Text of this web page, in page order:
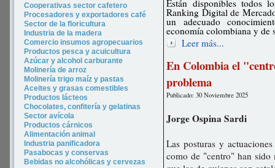
Cooperativas sector cafetero
Procesadores y exportadores café
Sector de la floricultura
Industria de la madera
Comercio insumos agropecuarios
Productos pesca y acuicultura
Azúcar y alcohol carburante
Molinería de arroz
Molinería trigo maíz y pastas
Aceites y grasas comestibles
Productos lácteos
Chocolates, confitería y gelatinas
Sector avícola
Productos cárnicos
Alimentación animal
Industria panificadora
Pasabocas y conservas
Bebidas no alcohólicas y cervezas
Están disponibles todos
Ranking Digital de
un adecuado
economía colombiana y de
Leer más...
En Colombia el
problema
Publicado: 30 Noviembre 2025
Jorge Ospina Sardi
Las posturas y
como de "centro" han sido